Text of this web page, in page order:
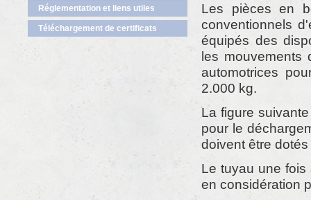
Réglementation et liens utiles
Téléchargement de certificats
Les pièces en
conventionnels
équipés des
les mouvements
automotrices
2.000 kg.
La figure
pour le
doivent être
Le tuyau une
en considération